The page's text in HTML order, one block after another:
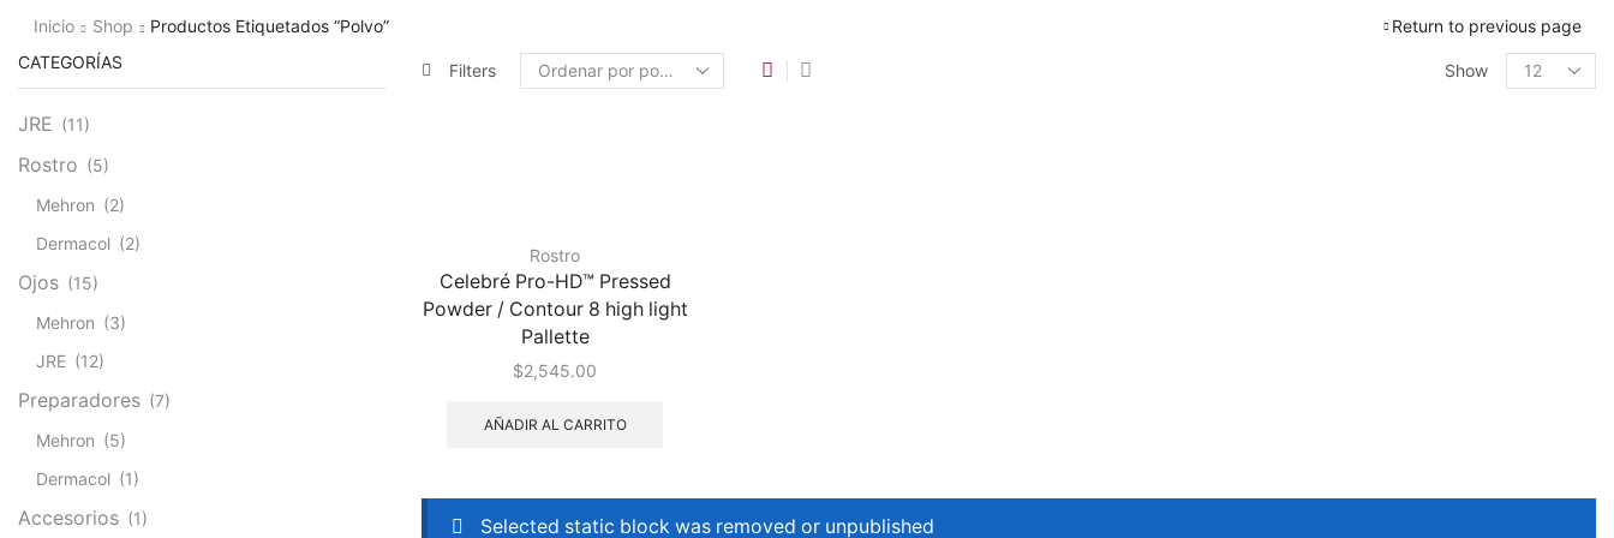
Inicio Shop Productos Etiquetados “polvo” Return to previous page
Filters Show
Products
per
Rostro
Celebré Pro-HD™ Pressed
Powder / Contour 8 high light
Pallette
$2,545.00
AÑADIR AL CARRITO
Selected static block was removed or unpublished
CATEGORÍAS
JRE (11)
Rostro (5)
Mehron (2)
Dermacol (2)
Ojos (15)
Mehron (3)
JRE (12)
Preparadores (7)
Mehron (5)
Dermacol (1)
Accesorios (1)